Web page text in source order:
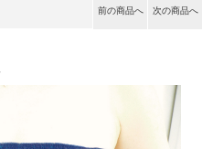
次の商品へ
前の商品へ